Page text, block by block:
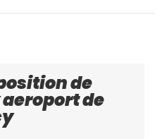
de
aeroport de